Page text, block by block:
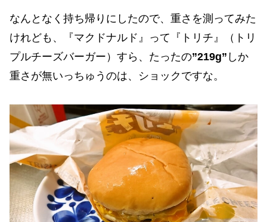
なんとなく持ち帰りにしたので、重さを測ってみた
けれども、『マクドナルド』って『トリチ』（トリ
プルチーズバーガー）すら、たったの”219g” しか
重さが無いっちゅうのは、ショックですな。